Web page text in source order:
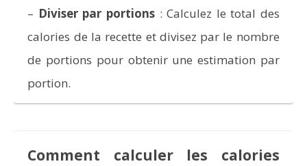
– Diviser par portions: Calculez le total des
calories de la recette et divisez par le nombre
de portions pour obtenir une estimation par
portion.
Comment calculer les calories